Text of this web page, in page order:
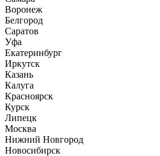
Воронеж
Белгород
Саратов
Уфа
Екатеринбург
Иркутск
Казань
Калуга
Красноярск
Курск
Липецк
Москва
Нижний Новгород
Новосибирск